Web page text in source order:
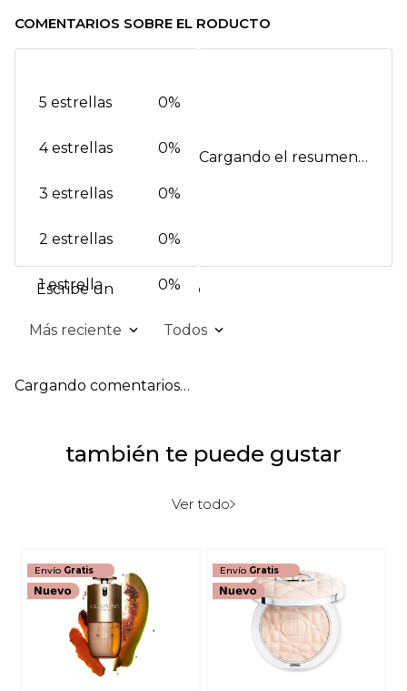
COMENTARIOS SOBRE EL RODUCTO
Cargando el resumen…
5 estrellas 0%
4 estrellas 0%
3 estrellas 0%
2 estrellas 0%
1 estrella 0%
Escribe un comentario
Título
Califica el producto de 1 a 5 estrellas
Dirección de email
Escribe un comentario
Más reciente Todos
Cargando comentarios…
también te puede gustar
Ver todo
Envío Gratis Envío Gratis